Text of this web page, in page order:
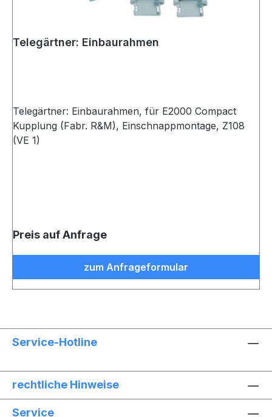
Telegärtner: Einbaurahmen
Telegärtner: Einbaurahmen, für E2000 Compact
Kupplung (Fabr. R&M), Einschnappmontage, Z108
(VE 1)
Preis auf Anfrage
zum Anfrageformular
Service-Hotline
rechtliche Hinweise
Service